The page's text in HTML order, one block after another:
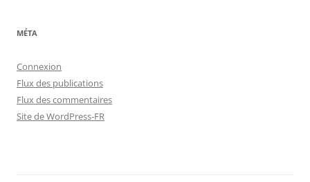
MÉTA
Connexion
Flux des publications
Flux des commentaires
Site de WordPress-FR